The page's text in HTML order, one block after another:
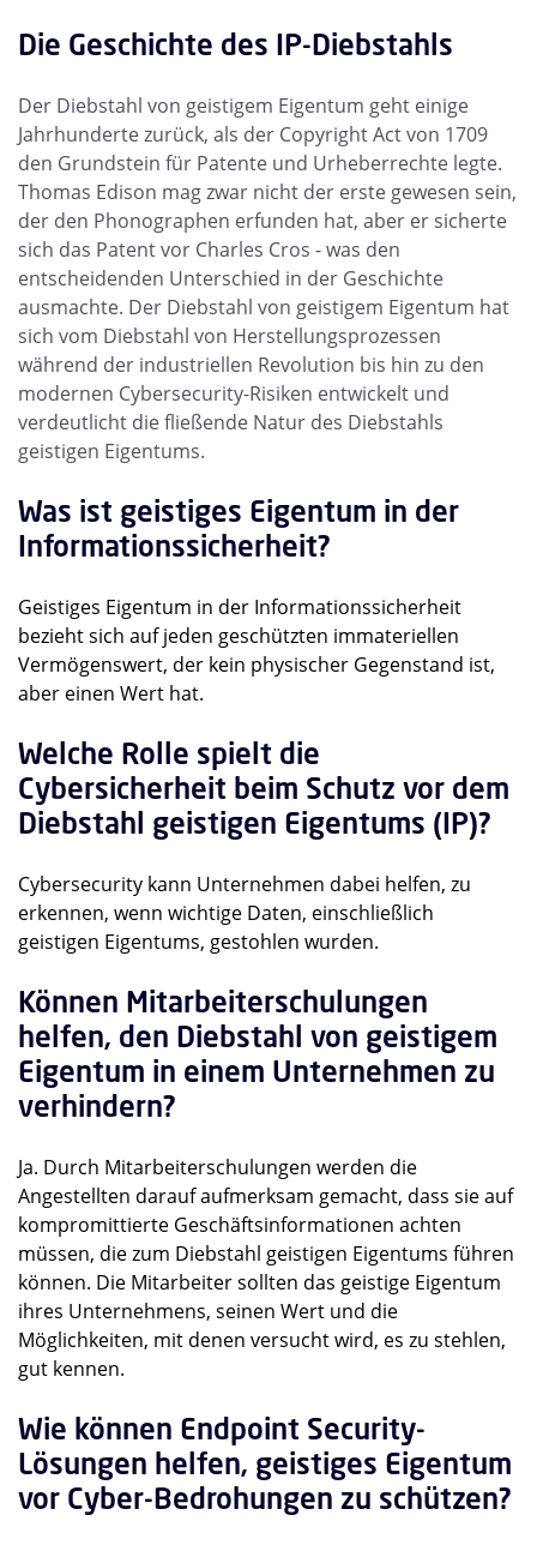
Die Geschichte des IP-Diebstahls
Der Diebstahl von geistigem Eigentum geht einige
Jahrhunderte zurück, als der Copyright Act von 1709
den Grundstein für Patente und Urheberrechte legte.
Thomas Edison mag zwar nicht der erste gewesen sein,
der den Phonographen erfunden hat, aber er sicherte
sich das Patent vor Charles Cros - was den
entscheidenden Unterschied in der Geschichte
ausmachte. Der Diebstahl von geistigem Eigentum hat
sich vom Diebstahl von Herstellungsprozessen
während der industriellen Revolution bis hin zu den
modernen Cybersecurity-Risiken entwickelt und
verdeutlicht die fließende Natur des Diebstahls
geistigen Eigentums.
Was ist geistiges Eigentum in der
Informationssicherheit?
Geistiges Eigentum in der Informationssicherheit
bezieht sich auf jeden geschützten immateriellen
Vermögenswert, der kein physischer Gegenstand ist,
aber einen Wert hat.
Welche Rolle spielt die
Cybersicherheit beim Schutz vor dem
Diebstahl geistigen Eigentums (IP)?
Cybersecurity kann Unternehmen dabei helfen, zu
erkennen, wenn wichtige Daten, einschließlich
geistigen Eigentums, gestohlen wurden.
Können Mitarbeiterschulungen
helfen, den Diebstahl von geistigem
Eigentum in einem Unternehmen zu
verhindern?
Ja. Durch Mitarbeiterschulungen werden die
Angestellten darauf aufmerksam gemacht, dass sie auf
kompromittierte Geschäftsinformationen achten
müssen, die zum Diebstahl geistigen Eigentums führen
können. Die Mitarbeiter sollten das geistige Eigentum
ihres Unternehmens, seinen Wert und die
Möglichkeiten, mit denen versucht wird, es zu stehlen,
gut kennen.
Wie können Endpoint Security-
Lösungen helfen, geistiges Eigentum
vor Cyber-Bedrohungen zu schützen?